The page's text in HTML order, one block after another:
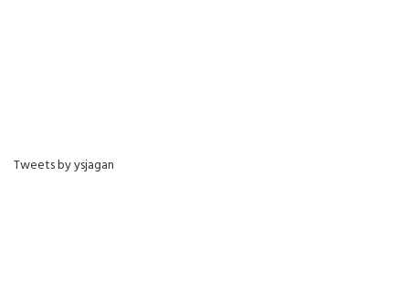
Tweets by ysjagan